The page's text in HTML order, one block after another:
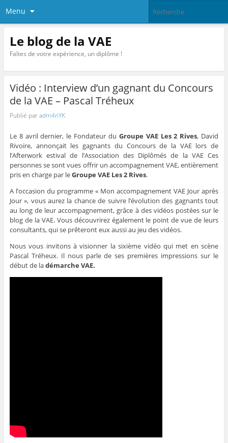
Menu
Le blog de la VAE
Faîtes de votre expérience, un diplôme !
Vidéo : Interview d’un gagnant du Concours
de la VAE – Pascal Tréheux
Publié paradm4nYK
Le 8 avril dernier, le Fondateur du Groupe VAE Les 2 Rives, David
Rivoire, annonçait les gagnants du Concours de la VAE lors de
l’Afterwork estival de l’Association des Diplômés de la VAE Ces
personnes se sont vues offrir un accompagnement VAE, entièrement
pris en charge par leGroupe VAE Les 2 Rives.
A l’occasion du programme « Mon accompagnement VAE Jour après
Jour », vous aurez la chance de suivre l’évolution des gagnants tout
au long de leur accompagnement, grâce à des vidéos postées sur le
blog de la VAE. Vous découvrirez également le point de vue de leurs
consultants, qui se prêteront eux aussi au jeu des vidéos.
Nous vous invitons à visionner la sixième vidéo qui met en scène
Pascal Tréheux. Il nous parle de ses premières impressions sur le
début de ladémarche VAE.